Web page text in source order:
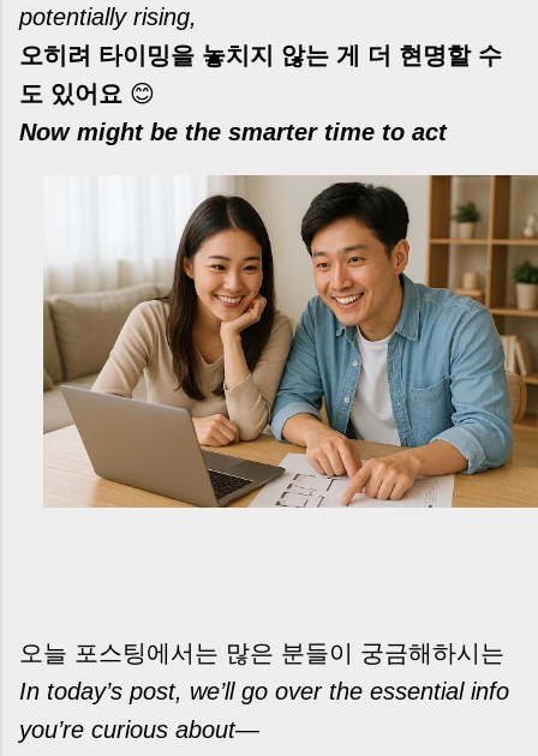
potentially rising,
오히려 타이밍을 놓치지 않는 게 더 현명할 수
도 있어요 😊
Now might be the smarter time to act
오늘 포스팅에서는 많은 분들이 궁금해하시는
In today’s post, we’ll go over the essential info
you’re curious about—